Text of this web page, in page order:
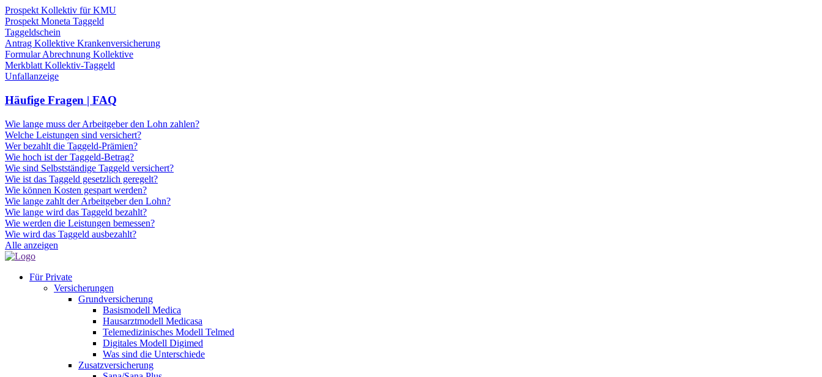
Prospekt Kollektiv für KMU
Prospekt Moneta Taggeld
Taggeldschein
Antrag Kollektive Krankenversicherung
Formular Abrechnung Kollektive
Merkblatt Kollektiv-Taggeld
Unfallanzeige
Häufige Fragen | FAQ
Wie lange muss der Arbeitgeber den Lohn zahlen?
Welche Leistungen sind versichert?
Wer bezahlt die Taggeld-Prämien?
Wie hoch ist der Taggeld-Betrag?
Wie sind Selbstständige Taggeld versichert?
Wie ist das Taggeld gesetzlich geregelt?
Wie können Kosten gespart werden?
Wie lange zahlt der Arbeitgeber den Lohn?
Wie lange wird das Taggeld bezahlt?
Wie werden die Leistungen bemessen?
Wie wird das Taggeld ausbezahlt?
Alle anzeigen
Für Private
Versicherungen
Grundversicherung
Basismodell Medica
Hausarztmodell Medicasa
Telemedizinisches Modell Telmed
Digitales Modell Digimed
Was sind die Unterschiede
Zusatzversicherung